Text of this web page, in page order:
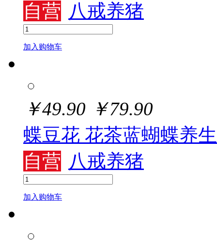
自营 八戒养猪
加入购物车
￥49.90 ￥79.90
蝶豆花 花茶蓝蝴蝶养
自营 八戒养猪
加入购物车